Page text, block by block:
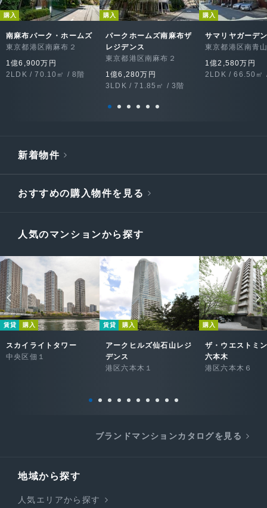
購入
南麻布パーク・ホームズ
東京都港区南麻布２
1億6,900万円
2LDK / 70.10㎡ / 8階
購入
パークホームズ南麻布ザ
レジデンス
東京都港区南麻布２
1億6,280万円
3LDK / 71.85㎡ / 3階
購入
サマリヤガーデ
東京都港区南青
1億2,580万円
2LDK / 66.50㎡
新着物件
おすすめの購入物件を見る
人気のマンションから探す
賃貸 購入
スカイライトタワー
中央区佃１
賃貸 購入
アークヒルズ仙石山レジ
デンス
港区六本木１
購入
ザ・ウエストミ
六本木
港区六本木６
ブランドマンションカタログを見る
地域から探す
人気エリアから探す